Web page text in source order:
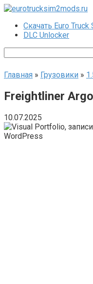
Перейти
контентуСкачать Euro Truck
DLC Unlocker
Главная » Грузовики »
Freightliner
10.07.2025